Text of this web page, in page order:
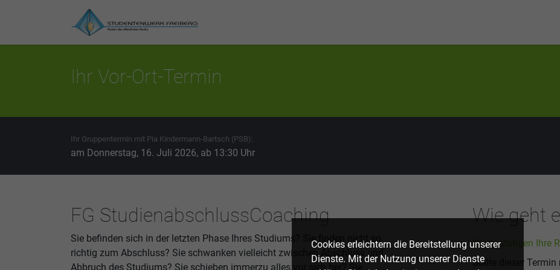
Cookies erleichtern die Bereitstellung unserer
Dienste. Mit der Nutzung unserer Dienste
Ihr Vor-Ort-Termin
Ihr Gruppentermin mit Pia Kindermann-Bartsch (PSB):
am Donnerstag, 16. Juli 2026, ab 13:30 Uhr
FG StudienabschlussCoaching
Sie befinden sich in der letzten Phase Ihres Studiums? Sie finden nicht so
richtig zum Abschluss? Sie schwanken vielleicht zwischen Abschluss und
Abbruch des Studiums? Sie schieben immerzu alles vor sich her? Sie
Wie geht
Wir bestätigen Ihre
Sollte dieser